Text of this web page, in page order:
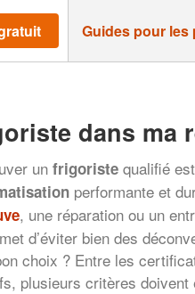
Guides pour les
dans ma
un frigoriste qualifié
performante et
, une réparation ou un
d’éviter bien des
choix ? Entre les
plusieurs critères doivent